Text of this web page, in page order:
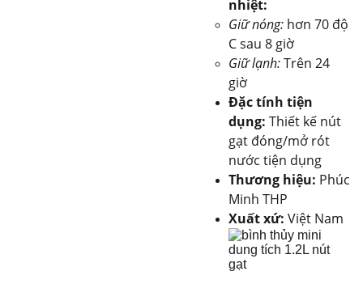
nhiệt:
Giữ nóng:hơn 70 độ
C sau 8 giờ
Giữ lạnh:Trên 24
giờ
Đặc tính tiện
dụng: Thiết kế nút
gạt đóng/mở rót
nước tiện dụng
Thương hiệu: Phúc
Minh THP
Xuất xứ: Việt Nam